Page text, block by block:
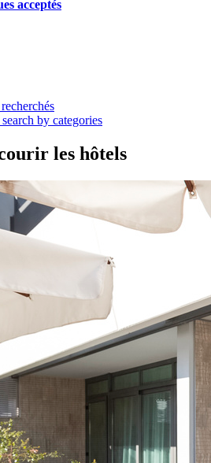
acceptés
by categories
les hôtels